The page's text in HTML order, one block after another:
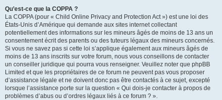
Qu’est-ce que la COPPA ?
La COPPA (pour « Child Online Privacy and Protection Act ») est une loi des
États-Unis d’Amérique qui demande aux sites internet collectant
potentiellement des informations sur les mineurs âgés de moins de 13 ans un
consentement écrit des parents ou des tuteurs légaux des mineurs concernés.
Si vous ne savez pas si cette loi s’applique également aux mineurs âgés de
moins de 13 ans inscrits sur votre forum, nous vous conseillons de contacter
un conseiller juridique qui pourra vous renseigner. Veuillez noter que phpBB
Limited et que les propriétaires de ce forum ne peuvent pas vous proposer
d’assistance légale et ne doivent donc pas être contactés à ce sujet, excepté
lorsque l’assistance porte sur la question « Qui dois-je contacter à propos de
problèmes d’abus ou d’ordres légaux liés à ce forum ? ».